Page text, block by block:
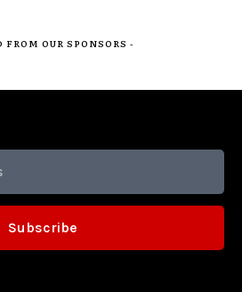
FROM OUR SPONSORS -
Subscribe